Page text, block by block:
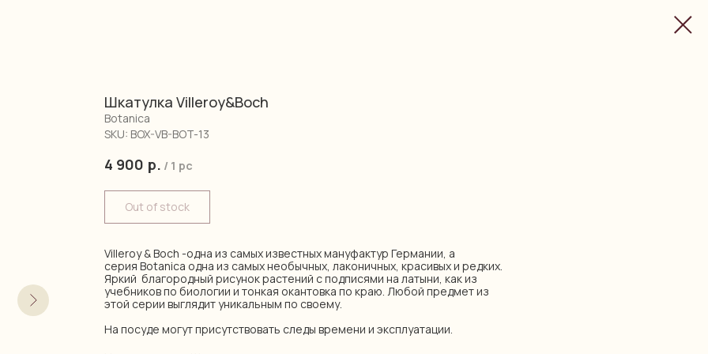
Шкатулка Villeroy&Boch
Botanica
SKU: BOX-VB-BOT-13
4 900 р. / 1 pc
Out of stock
Villeroy & Boch -одна из самых известных мануфактур Германии, а
серия Botanica одна из самых необычных, лаконичных, красивых и редких.
Яркий благородный рисунок растений с подписями на латыни, как из
учебников по биологии и тонкая окантовка по краю. Любой предмет из
этой серии выглядит уникальным по своему.
На посуде могут присутствовать следы времени и эксплуатации.